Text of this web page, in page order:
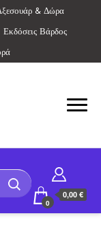
& Δώρα
Εκδόσεις Βάρδος
0
0,00 €